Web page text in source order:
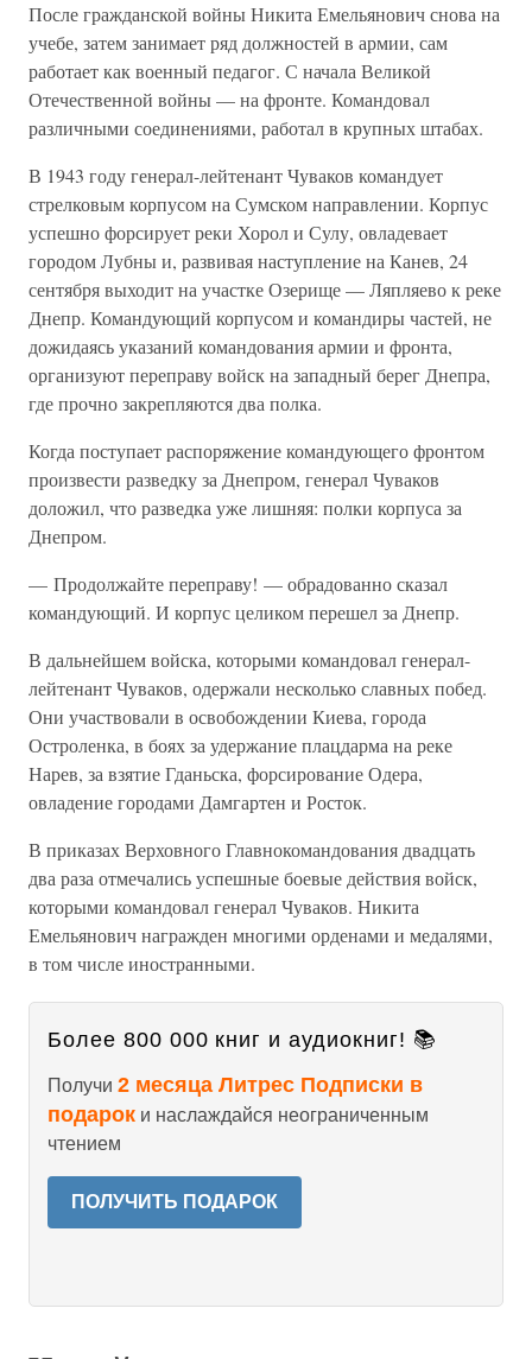
После гражданской войны Никита Емельянович снова на
учебе, затем занимает ряд должностей в армии, сам
работает как военный педагог. С начала Великой
Отечественной войны — на фронте. Командовал
различными соединениями, работал в крупных штабах.
В 1943 году генерал-лейтенант Чуваков командует
стрелковым корпусом на Сумском направлении. Корпус
успешно форсирует реки Хорол и Сулу, овладевает
городом Лубны и, развивая наступление на Канев, 24
сентября выходит на участке Озерище — Ляпляево к реке
Днепр. Командующий корпусом и командиры частей, не
дожидаясь указаний командования армии и фронта,
организуют переправу войск на западный берег Днепра,
где прочно закрепляются два полка.
Когда поступает распоряжение командующего фронтом
произвести разведку за Днепром, генерал Чуваков
доложил, что разведка уже лишняя: полки корпуса за
Днепром.
— Продолжайте переправу! — обрадованно сказал
командующий. И корпус целиком перешел за Днепр.
В дальнейшем войска, которыми командовал генерал-
лейтенант Чуваков, одержали несколько славных побед.
Они участвовали в освобождении Киева, города
Остроленка, в боях за удержание плацдарма на реке
Нарев, за взятие Гданьска, форсирование Одера,
овладение городами Дамгартен и Росток.
В приказах Верховного Главнокомандования двадцать
два раза отмечались успешные боевые действия войск,
которыми командовал генерал Чуваков. Никита
Емельянович награжден многими орденами и медалями,
в том числе иностранными.
Более 800 000 книг и аудиокниг! 📚
Получи 2 месяца Литрес Подписки в
подарок и наслаждайся неограниченным
чтением
ПОЛУЧИТЬ ПОДАРОК